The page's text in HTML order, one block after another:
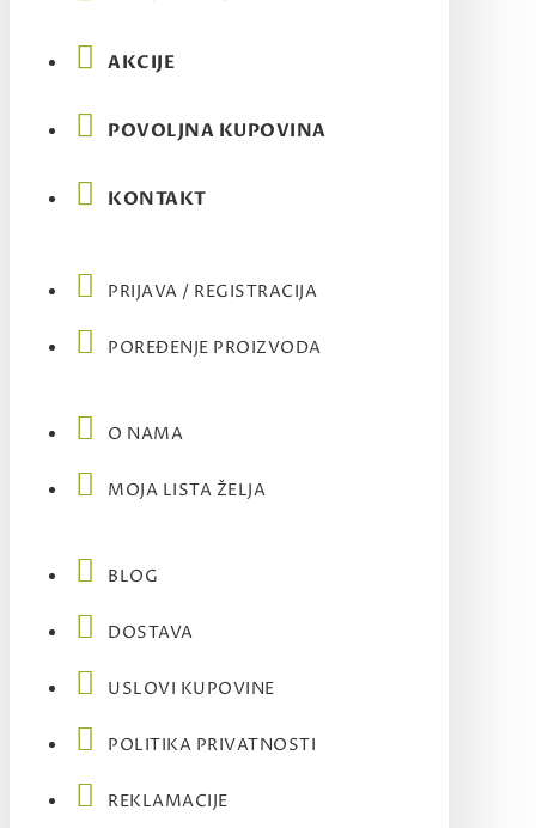
AKCIJE
POVOLJNA KUPOVINA
KONTAKT
PRIJAVA / REGISTRACIJA
POREĐENJE PROIZVODA
O NAMA
MOJA LISTA ŽELJA
BLOG
DOSTAVA
USLOVI KUPOVINE
POLITIKA PRIVATNOSTI
REKLAMACIJE